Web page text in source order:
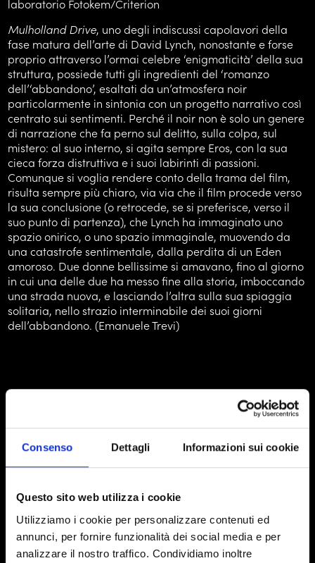
Consenso Dettagli Informazioni sui cookie
Questo sito web utilizza i cookie
Utilizziamo i cookie per personalizzare contenuti ed
annunci, per fornire funzionalità dei social media e per
analizzare il nostro traffico. Condividiamo inoltre
laboratorio Fotokem/Criterion
Mulholland Drive, uno degli indiscussi capolavori della
fase matura dell’arte di David Lynch, nonostante e forse
proprio attraverso l’ormai celebre ‘enigmaticità’ della sua
struttura, possiede tutti gli ingredienti del ‘romanzo
dell’‘abbandono’, esaltati da un’atmosfera noir
particolarmente in sintonia con un progetto narrativo così
centrato sui sentimenti. Perché il noir non è solo un genere
di narrazione che fa perno sul delitto, sulla colpa, sul
mistero: al suo interno, si agita sempre Eros, con la sua
cieca forza distruttiva e i suoi labirinti di passioni.
Comunque si voglia rendere conto della trama del film,
risulta sempre più chiaro, via via che il film procede verso
la sua conclusione (o retrocede, se si preferisce, verso il
suo punto di partenza), che Lynch ha immaginato uno
spazio onirico, o uno spazio immaginale, muovendo da
una catastrofe sentimentale, dalla perdita di un Eden
amoroso. Due donne bellissime si amavano, fino al giorno
in cui una delle due ha messo fine alla storia, imboccando
una strada nuova, e lasciando l’altra sulla sua spiaggia
solitaria, nello strazio interminabile dei suoi giorni
dell’abbandono. (Emanuele Trevi)